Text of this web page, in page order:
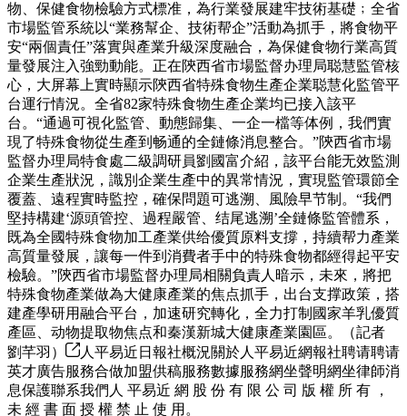
物、保健食物檢驗方式標准，為行業發展建牢技術基礎﹔全省
市場監管系統以“業務幫企、技術帮企”活動為抓手，將食物平
安“兩個責任”落實與產業升級深度融合，為保健食物行業高質
量發展注入強勁動能。正在陝西省市場監督办理局聪慧監管核
心，大屏幕上實時顯示陝西省特殊食物生產企業聪慧化監管平
台運行情況。全省82家特殊食物生產企業均已接入該平
台。“通過可視化監管、動態歸集、一企一檔等体例，我們實
現了特殊食物從生產到畅通的全鏈條消息整合。”陝西省市場
監督办理局特食處二級調研員劉國富介紹，該平台能无效監測
企業生產狀況，識別企業生產中的異常情況，實現監管環節全
覆蓋、遠程實時監控，確保問題可逃溯、風險早节制。“我們
堅持構建‘源頭管控、過程嚴管、结尾逃溯’全鏈條監管體系，
既為全國特殊食物加工產業供给優質原料支撐，持續帮力產業
高質量發展，讓每一件到消費者手中的特殊食物都經得起平安
檢驗。”陝西省市場監督办理局相關負責人暗示，未來，將把
特殊食物產業做為大健康產業的焦点抓手，出台支撑政策，搭
建產學研用融合平台，加速研究轉化，全力打制國家羊乳優質
產區、动物提取物焦点和秦漢新城大健康產業園區。（記者
劉芊羽）
人平易近日報社概況關於人平易近網報社聘请聘请
英才廣告服務合做加盟供稿服務數據服務網坐聲明網坐律師消
息保護聯系我們人 平易近 網 股 份 有 限 公 司 版 權 所 有 ，
未 經 書 面 授 權 禁 止 使 用。